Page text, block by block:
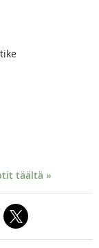
täältä »